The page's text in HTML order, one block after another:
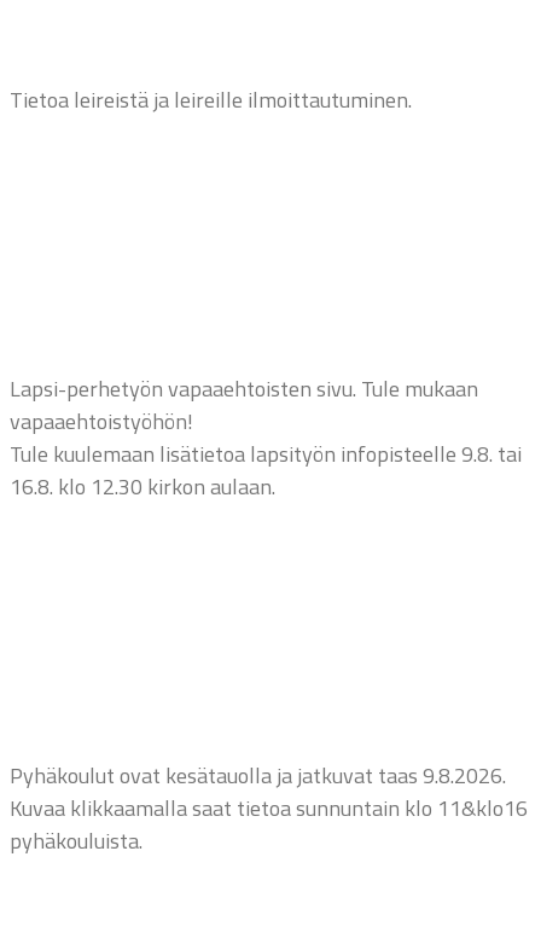
Tietoa leireistä ja leireille ilmoittautuminen.
Lapsi-perhetyön vapaaehtoisten sivu. Tule mukaan
vapaaehtoistyöhön!
Tule kuulemaan lisätietoa lapsityön infopisteelle 9.8. tai
16.8. klo 12.30 kirkon aulaan.
Pyhäkoulut ovat kesätauolla ja jatkuvat taas 9.8.2026.
Kuvaa klikkaamalla saat tietoa sunnuntain klo 11&klo16
pyhäkouluista.